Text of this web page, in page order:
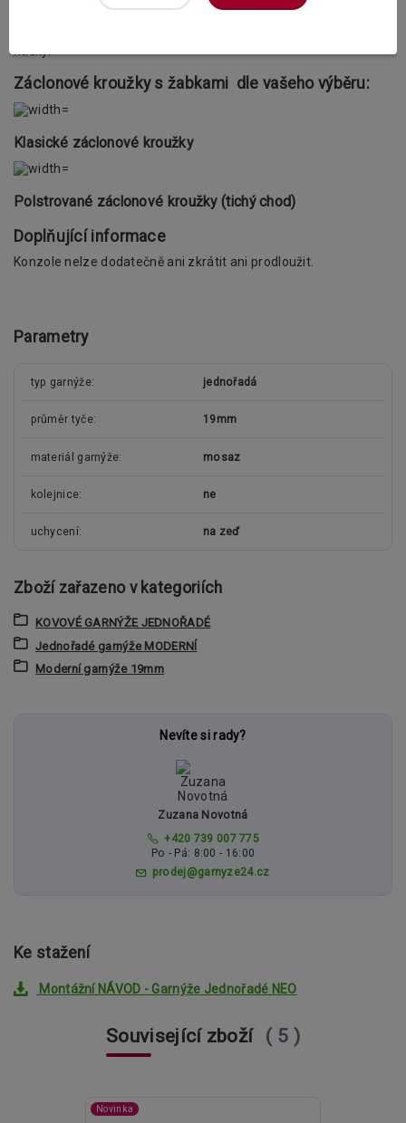
můžete mezi klasickými a polstrovanými kroužky.
Záclonové kroužky s žabkami dle vašeho výběru:
Klasické záclonové kroužky
Polstrované záclonové kroužky (tichý chod)
Doplňující informace
Konzole nelze dodatečně ani zkrátit ani prodloužit.
Parametry
typ garnýže jednořadá
průměr tyče 19mm
materiál garnýže mosaz
kolejnice ne
uchycení na zeď
Zboží zařazeno v kategoriích
KOVOVÉ GARNÝŽE JEDNOŘADÉ
Jednořadé garnýže MODERNÍ
Moderní garnýže 19mm
Nevíte si rady?
Zuzana Novotná
+420 739 007 775
Po - Pá: 8:00 - 16:00
prodej@garnyze24.cz
Ke stažení
Montážní NÁVOD - Garnýže Jednořadé NEO
Související zboží 5
Novinka